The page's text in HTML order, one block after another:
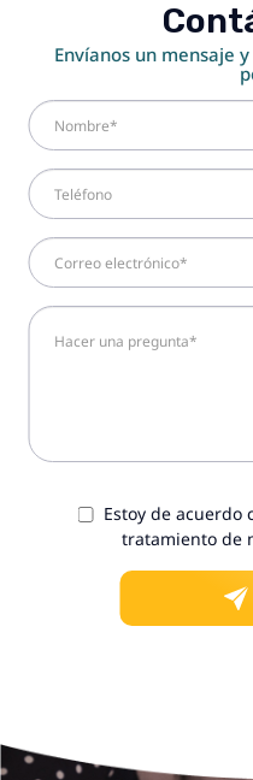
Envíanos un mensaje
Estoy de acuerdo
tratamiento de